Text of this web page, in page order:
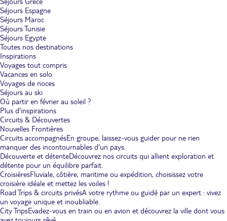
Séjours Espagne
Séjours Maroc
Séjours Tunisie
Séjours Egypte
Toutes nos destinations
Inspirations
Voyages tout compris
Vacances en solo
Voyages de noces
Séjours au ski
Où partir en février au soleil ?
Plus d'inspirations
Circuits & Découvertes
Nouvelles Frontières
Circuits accompagnésEn groupe, laissez-vous guider pour ne rien
manquer des incontournables d'un pays.
Découverte et détenteDécouvrez nos circuits qui allient exploration et
détente pour un équilibre parfait.
CroisièresFluviale, côtière, maritime ou expédition, choisissez votre
croisière idéale et mettez les voiles !
Road Trips & circuits privésA votre rythme ou guidé par un expert : vivez
un voyage unique et inoubliable.
City TripsEvadez-vous en train ou en avion et découvrez la ville dont vous